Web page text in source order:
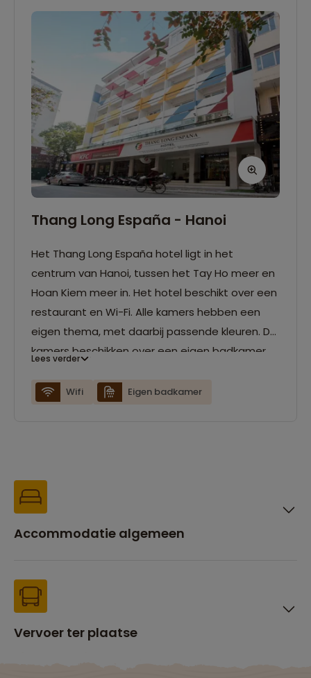
Thang Long España - Hanoi
Het Thang Long España hotel ligt in het
centrum van Hanoi, tussen het Tay Ho meer en
Hoan Kiem meer in. Het hotel beschikt over een
restaurant en Wi-Fi. Alle kamers hebben een
eigen thema, met daarbij passende kleuren. De
kamers beschikken over een eigen badkamer,
Lees verder
Wifi Eigen badkamer
Accommodatie algemeen
Vervoer ter plaatse